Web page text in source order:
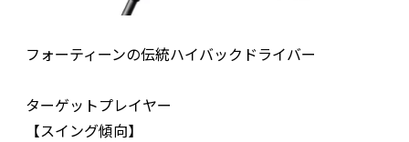
フォーティーンの伝統ハイバックドライバー
ターゲットプレイヤー
【スイング傾向】